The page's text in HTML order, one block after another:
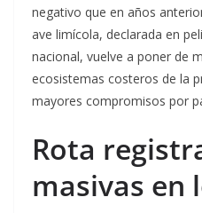
negativo que en años
ave limícola, declarada en
nacional, vuelve a poner de
ecosistemas costeros de la
mayores compromisos por
Rota
masivas en